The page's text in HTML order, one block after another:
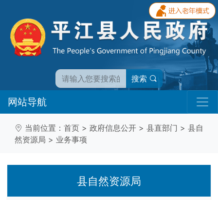
搜索
网站导航
当前位置： 首页 > 政府信息公开 > 县直部门 > 县自
然资源局 > 业务事项
县自然资源局